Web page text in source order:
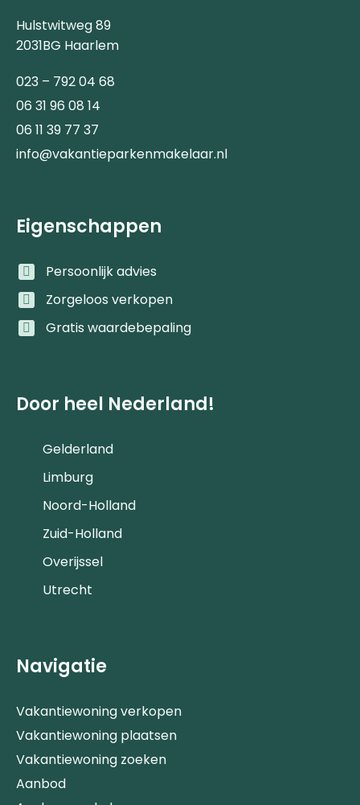
Hulstwitweg 89
2031BG Haarlem
023 – 792 04 68
06 31 96 08 14
06 11 39 77 37
info@vakantieparkenmakelaar.nl
Eigenschappen
Persoonlijk advies
Zorgeloos verkopen
Gratis waardebepaling
Door heel Nederland!
Gelderland
Limburg
Noord-Holland
Zuid-Holland
Overijssel
Utrecht
Navigatie
Vakantiewoning verkopen
Vakantiewoning plaatsen
Vakantiewoning zoeken
Aanbod